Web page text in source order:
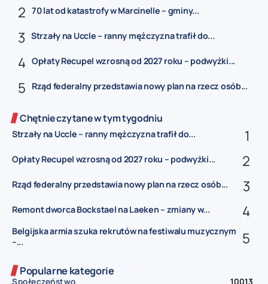
70 lat od katastrofy w Marcinelle – gminy...
Strzały na Uccle – ranny mężczyzna trafił do...
Opłaty Recupel wzrosną od 2027 roku – podwyżki...
Rząd federalny przedstawia nowy plan na rzecz osób...
Chętnie czytane w tym tygodniu
Strzały na Uccle – ranny mężczyzna trafił do...
Opłaty Recupel wzrosną od 2027 roku – podwyżki...
Rząd federalny przedstawia nowy plan na rzecz osób...
Remont dworca Bockstael na Laeken – zmiany w...
Belgijska armia szuka rekrutów na festiwalu muzycznym
–...
Popularne kategorie
Społeczeństwo 10013